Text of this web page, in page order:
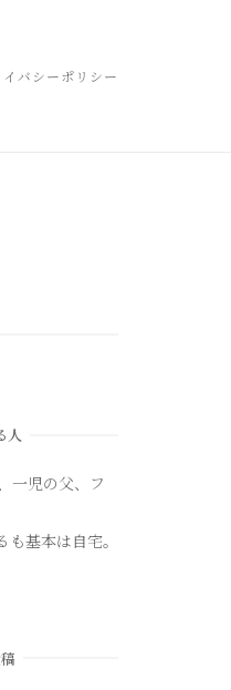
イバシーポリシー
人
一児の父、フ
基本は自宅。